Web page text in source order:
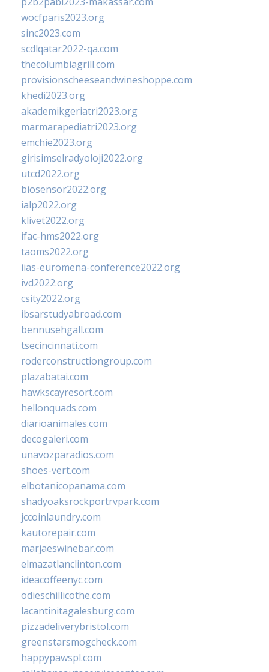
wocfparis2023.org
sinc2023.com
scdlqatar2022-qa.com
thecolumbiagrill.com
provisionscheeseandwineshoppe.com
khedi2023.org
akademikgeriatri2023.org
marmarapediatri2023.org
emchie2023.org
girisimselradyoloji2022.org
utcd2022.org
biosensor2022.org
ialp2022.org
klivet2022.org
ifac-hms2022.org
taoms2022.org
iias-euromena-conference2022.org
ivd2022.org
csity2022.org
ibsarstudyabroad.com
bennusehgall.com
tsecincinnati.com
roderconstructiongroup.com
plazabatai.com
hawkscayresort.com
hellonquads.com
diarioanimales.com
decogaleri.com
unavozparadios.com
shoes-vert.com
elbotanicopanama.com
shadyoaksrockportrvpark.com
jccoinlaundry.com
kautorepair.com
marjaeswinebar.com
elmazatlanclinton.com
ideacoffeenyc.com
odieschillicothe.com
lacantinitagalesburg.com
pizzadeliverybristol.com
greenstarsmogcheck.com
happypawspl.com